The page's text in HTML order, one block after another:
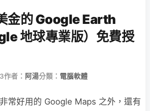
金的 Google Earth
地球專業版）免費授
作者： 阿湯分類： 電腦軟體
常好用的 Google Maps 之外，還有